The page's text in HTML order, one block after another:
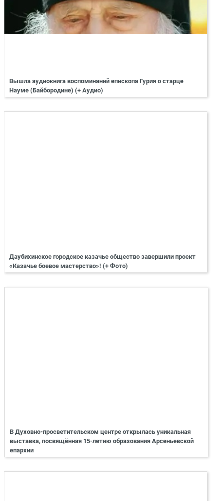
Вышла аудиокнига воспоминаний епископа Гурия о старце
Науме (Байбородине) (+ Аудио)
Даубихинское городское казачье общество завершили проект
«Казачье боевое мастерство»! (+ Фото)
В Духовно-просветительском центре открылась уникальная
выставка, посвящённая 15-летию образования Арсеньевской
епархии